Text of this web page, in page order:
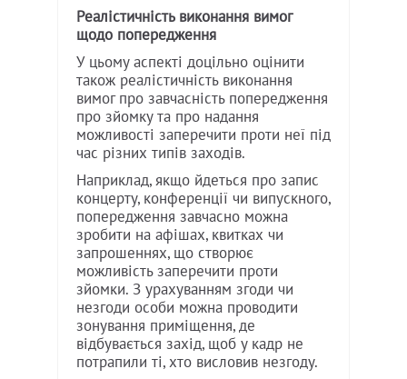
Реалістичність виконання вимог
щодо попередження
У цьому аспекті доцільно оцінити
також реалістичність виконання
вимог про завчасність попередження
про зйомку та про надання
можливості заперечити проти неї під
час різних типів заходів.
Наприклад, якщо йдеться про запис
концерту, конференції чи випускного,
попередження завчасно можна
зробити на афішах, квитках чи
запрошеннях, що створює
можливість заперечити проти
зйомки. З урахуванням згоди чи
незгоди особи можна проводити
зонування приміщення, де
відбувається захід, щоб у кадр не
потрапили ті, хто висловив незгоду.